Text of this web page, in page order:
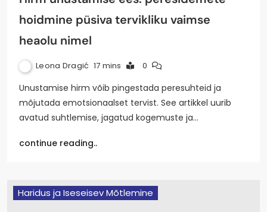
hoidmine püsiva tervikliku vaimse
heaolu nimel
Leona Dragić 17 mins 0
Unustamise hirm võib pingestada peresuhteid ja
mõjutada emotsionaalset tervist. See artikkel uurib
avatud suhtlemise, jagatud kogemuste ja…
continue reading..
Haridus ja Iseseisev Mõtlemine